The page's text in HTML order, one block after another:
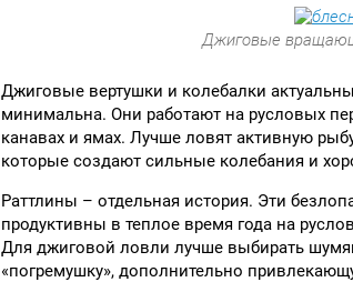
Джиговые
Джиговые вертушки и колебалки
минимальна. Они работают на русловых
канавах и ямах. Лучше ловят активную
которые создают сильные колебания и
Раттлины – отдельная история. Эти
продуктивны в теплое время года на
Для джиговой ловли лучше выбирать
«погремушку», дополнительно